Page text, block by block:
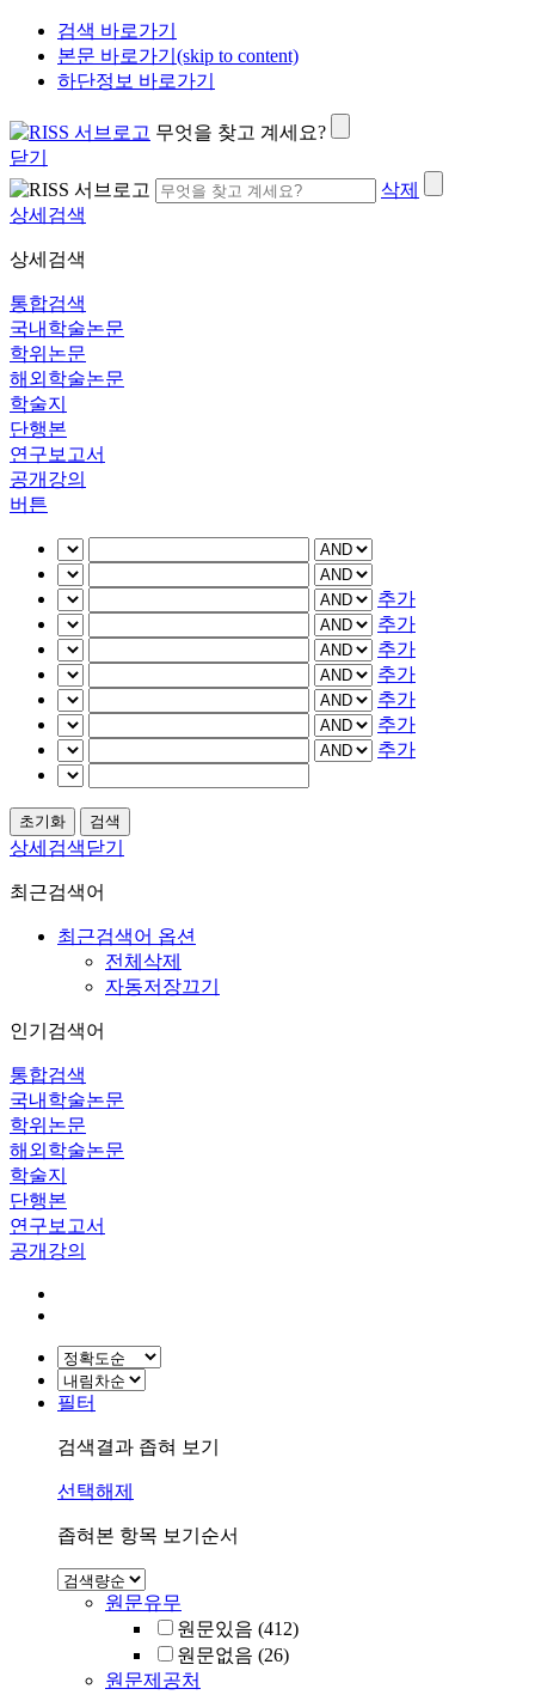
검색 바로가기
본문 바로가기(skip to content)
하단정보 바로가기
무엇을 찾고 계세요?
닫기
삭제
상세검색
상세검색
통합검색
국내학술논문
학위논문
해외학술논문
학술지
단행본
연구보고서
공개강의
버튼
추가
추가
추가
추가
추가
추가
추가
상세검색닫기
최근검색어
최근검색어 옵션
전체삭제
자동저장끄기
인기검색어
통합검색
국내학술논문
학위논문
해외학술논문
학술지
단행본
연구보고서
공개강의
필터
검색결과 좁혀 보기
선택해제
좁혀본 항목 보기순서
원문유무
원문있음 (412)
원문없음 (26)
원문제공처